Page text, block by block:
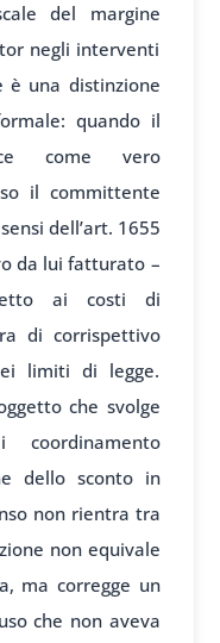
del margine
negli interventi
è una distinzione
quando il
come vero
il committente
dell’art. 1655
da lui fatturato –
ai costi di
di corrispettivo
limiti di legge.
che svolge
coordinamento
dello sconto in
non rientra tra
non equivale
ma corregge un
che non aveva